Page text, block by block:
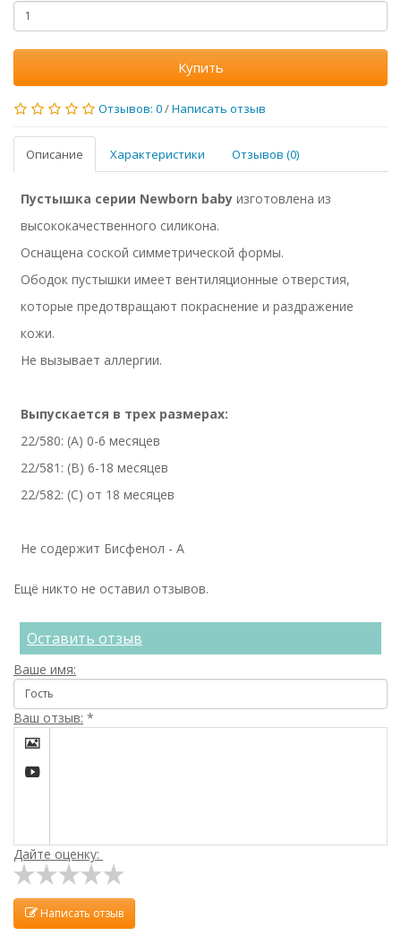
Купить
Отзывов: 0/Написать отзыв
Описание Характеристики Отзывов (0)
Пустышка серии Newborn baby изготовлена из
высококачественного силикона.
Оснащена соской симметрической формы.
Ободок пустышки имеет вентиляционные отверстия,
которые предотвращают покраснение и раздражение
кожи.
Не вызывает аллергии.
Выпускается в трех размерах:
22/580: (А) 0-6 месяцев
22/581: (В) 6-18 месяцев
22/582: (C) от 18 месяцев
Не содержит Бисфенол - А
Ещё никто не оставил отзывов.
Оставить отзыв
Ваше имя:
Ваш отзыв: *


Дайте оценку:
Написать отзыв